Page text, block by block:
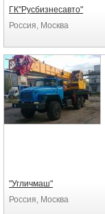
ГК"Русбизнесавто"
Россия, Москва
"Угличмаш"
Россия, Москва